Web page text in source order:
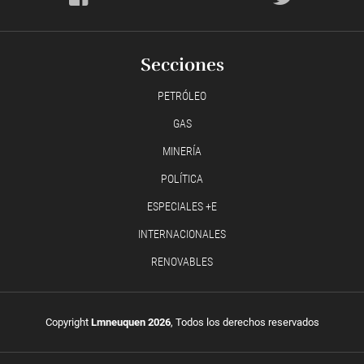
Secciones
PETRÓLEO
GAS
MINERÍA
POLÍTICA
ESPECIALES +E
INTERNACIONALES
RENOVABLES
Copyright Lmneuquen 2026, Todos los derechos reservados